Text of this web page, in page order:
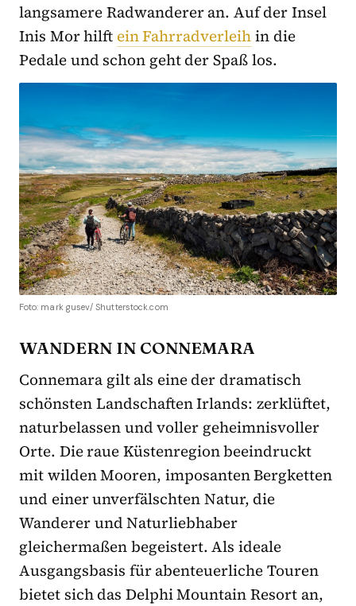
langsamere Radwanderer an. Auf der Insel
Inis Mor hilft ein Fahrradverleihin die
Pedale und schon geht der Spaß los.
Foto: mark gusev/ Shutterstock.com
WANDERN IN CONNEMARA
Connemara gilt als eine der dramatisch
schönsten Landschaften Irlands: zerklüftet,
naturbelassen und voller geheimnisvoller
Orte. Die raue Küstenregion beeindruckt
mit wilden Mooren, imposanten Bergketten
und einer unverfälschten Natur, die
Wanderer und Naturliebhaber
gleichermaßen begeistert. Als ideale
Ausgangsbasis für abenteuerliche Touren
bietet sich das Delphi Mountain Resort an,